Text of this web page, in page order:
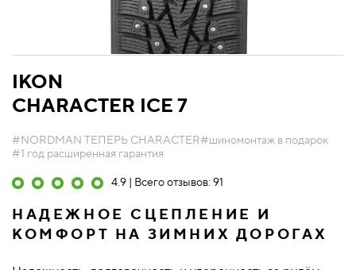
IKON
CHARACTER ICE 7
#NORDMAN ТЕПЕРЬ CHARACTER#шиномонтаж в подарок
#1 год расширенная гарантия
4.9 | Всего отзывов: 91
НАДЕЖНОЕ СЦЕПЛЕНИЕ И
КОМФОРТ НА ЗИМНИХ ДОРОГАХ